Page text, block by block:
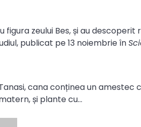
figura zeului Bes, și au
publicat pe 13 noiembrie în
cana conținea un
și plante cu…